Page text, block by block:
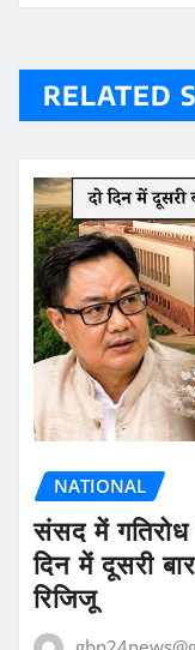
RELATED
NATIONAL
संसद में
दिन में दूसरी
रिजिजू